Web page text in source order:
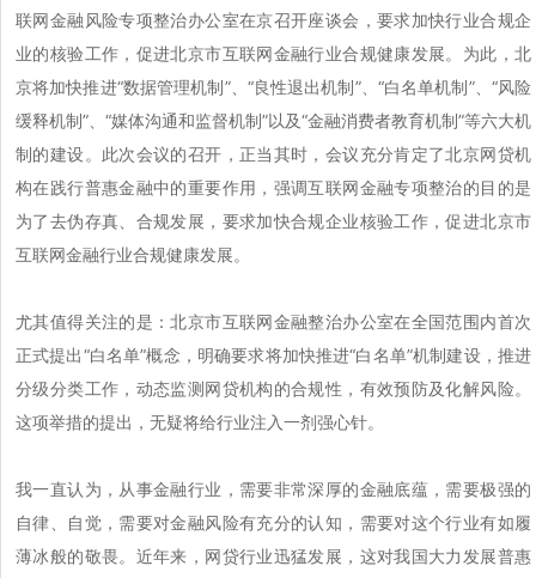
联网金融风险专项整治办公室在京召开座谈会，要求加快行业合规企
业的核验工作，促进北京市互联网金融行业合规健康发展。为此，北
京将加快推进“数据管理机制”、“良性退出机制”、“白名单机制”、“风险
缓释机制”、“媒体沟通和监督机制”以及“金融消费者教育机制”等六大机
制的建设。此次会议的召开，正当其时，会议充分肯定了北京网贷机
构在践行普惠金融中的重要作用，强调互联网金融专项整治的目的是
为了去伪存真、合规发展，要求加快合规企业核验工作，促进北京市
互联网金融行业合规健康发展。
尤其值得关注的是：北京市互联网金融整治办公室在全国范围内首次
正式提出“白名单”概念，明确要求将加快推进“白名单”机制建设，推进
分级分类工作，动态监测网贷机构的合规性，有效预防及化解风险。
这项举措的提出，无疑将给行业注入一剂强心针。
我一直认为，从事金融行业，需要非常深厚的金融底蕴，需要极强的
自律、自觉，需要对金融风险有充分的认知，需要对这个行业有如履
薄冰般的敬畏。近年来，网贷行业迅猛发展，这对我国大力发展普惠